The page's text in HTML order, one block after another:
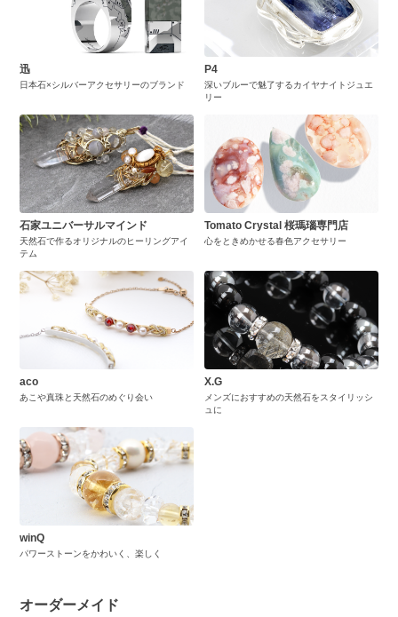
迅
日本石×シルバーアクセサリーのブランド
P4
深いブルーで魅了するカイヤナイトジュエ
リー
石家ユニバーサルマインド
天然石で作るオリジナルのヒーリングアイ
テム
Tomato Crystal 桜瑪瑙専門店
心をときめかせる春色アクセサリー
aco
あこや真珠と天然石のめぐり会い
X.G
メンズにおすすめの天然石をスタイリッシ
ュに
winQ
パワーストーンをかわいく、楽しく
オーダーメイド